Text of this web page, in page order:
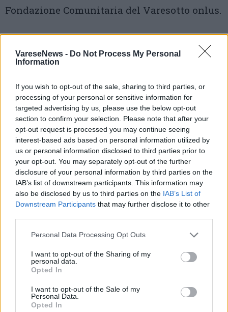
VareseNews - Do Not Process My Personal
Information
If you wish to opt-out of the sale, sharing to third parties, or
processing of your personal or sensitive information for
targeted advertising by us, please use the below opt-out
section to confirm your selection. Please note that after your
opt-out request is processed you may continue seeing
interest-based ads based on personal information utilized by
us or personal information disclosed to third parties prior to
your opt-out. You may separately opt-out of the further
disclosure of your personal information by third parties on the
IAB’s list of downstream participants. This information may
also be disclosed by us to third parties on the IAB’s List of
Downstream Participants that may further disclose it to other
Personal Data Processing Opt Outs
I want to opt-out of the Sharing of my
personal data.
Opted In
I want to opt-out of the Sale of my
Personal Data.
Opted In
Fondazione Comunitaria del Varesotto onlus.
2 di 10
TAG
parco inclusivo besozzo foto
Leggi l'articolo:
Tutti al parco, nessuno escluso
ADV